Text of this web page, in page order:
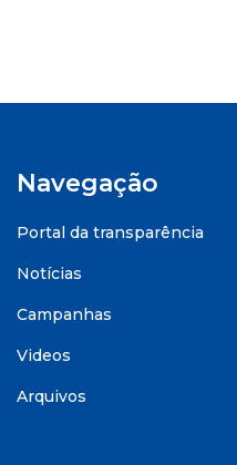
Navegação
Portal da transparência
Notícias
Campanhas
Videos
Arquivos